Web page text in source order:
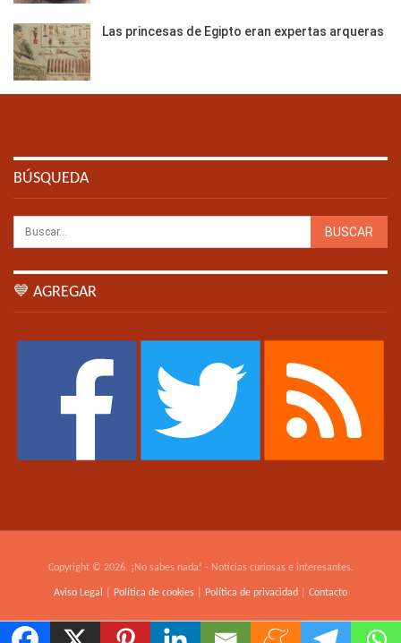
Las princesas de Egipto eran expertas arqueras
BÚSQUEDA
💙 AGREGAR
Copyright © 2026. ¡No sabes nada! - Noticias curiosas e interesantes.
Aviso Legal Política de cookies Política de privacidad Contacto